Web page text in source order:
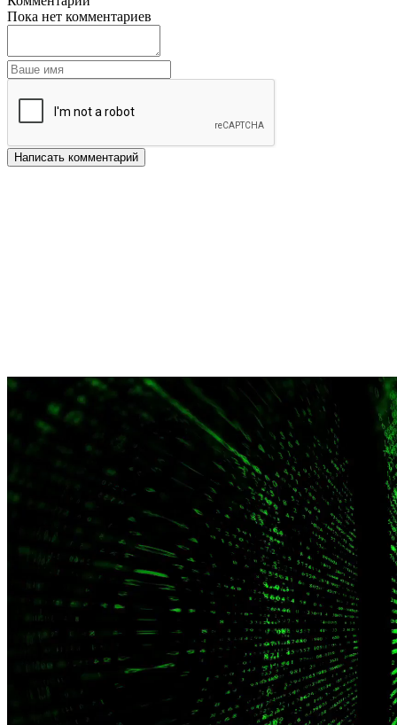
Пока нет комментариев
Написать комментарий